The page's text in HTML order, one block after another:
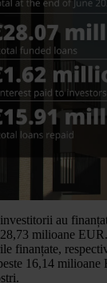
au
milioane
finanțate,
16,14 milioane